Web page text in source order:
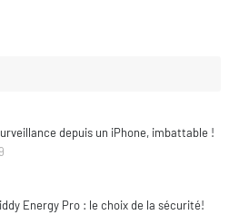
depuis un iPhone, imbattable !
Energy Pro : le choix de la sécurité!